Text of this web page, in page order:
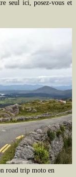
seul ici, posez-vous et
road trip moto en